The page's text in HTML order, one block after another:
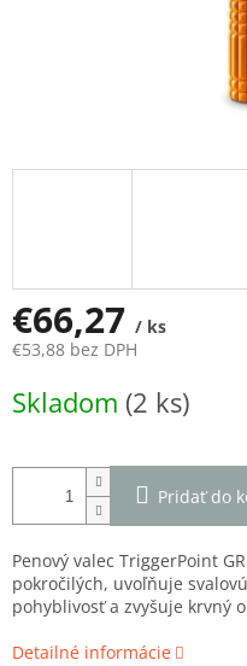
€66,27 / ks
€53,88 bez DPH
cena:
Skladom (2 ks)
Pridať do
Penový valec TriggerPoint
pokročilých, uvoľňuje
pohyblivosť a zvyšuje krvný
Detailné informácie